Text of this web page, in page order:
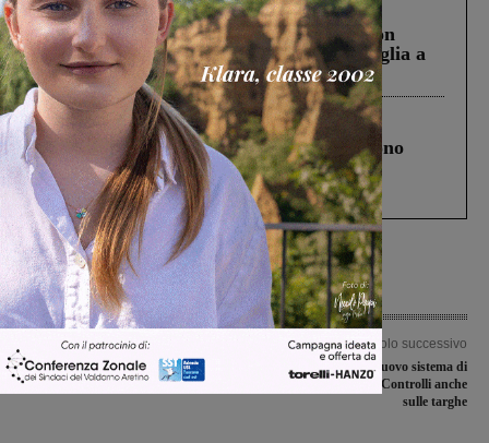
Cronaca 3 Agosto 2026
Scomparso da una struttura di Castiglion
Fiorentino l’uomo che aveva ucciso la figlia a
Levane nel 2020
Cronaca 4 Agosto 2026
Un anno fa la strage in A1 in cui morirono
Gianni, Giulia e Franco. Lo schianto, il
processo, lo stop ai sorpassi fra tir....
Articolo precedente
La Synergy sul parquet di Pisa per la
prima gara dei play-out
Articolo successivo
A Leccio operativo il nuovo sistema di
videosorveglianza. Controlli anche
sulle targhe